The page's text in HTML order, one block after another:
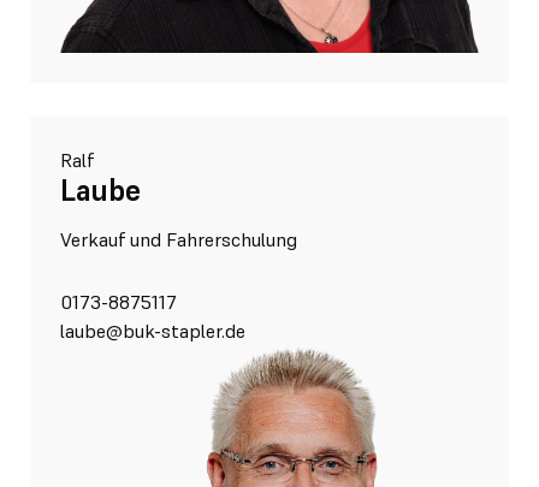
Ralf
Laube
Verkauf und Fahrerschulung
0173-8875117
laube@buk-stapler.de